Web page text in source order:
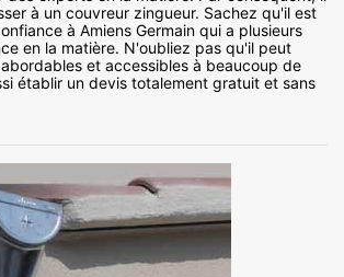
à un couvreur zingueur. Sachez qu'il est
à Amiens Germain qui a plusieurs
en la matière. N'oubliez pas qu'il peut
et accessibles à beaucoup de
établir un devis totalement gratuit et sans